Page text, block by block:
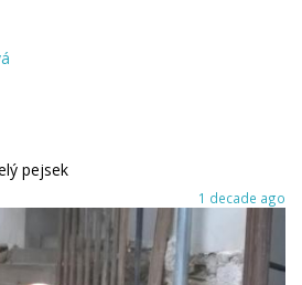
1 decade ago
pejsek